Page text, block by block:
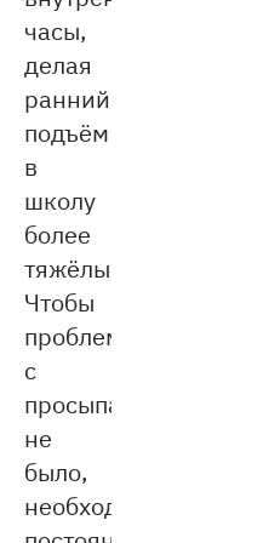
часы,
делая
ранний
подъём
в
школу
более
тяжёлым.
Чтобы
проблем
с
просыпанием
не
было,
необходимо